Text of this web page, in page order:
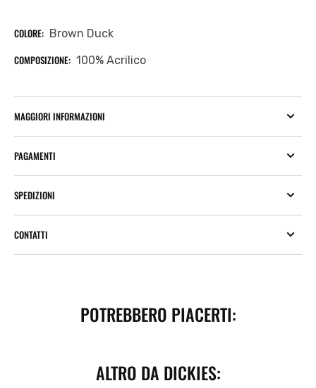
COLORE: Brown Duck
COMPOSIZIONE: 100% Acrilico
MAGGIORI INFORMAZIONI
PAGAMENTI
SPEDIZIONI
CONTATTI
POTREBBERO PIACERTI:
ALTRO DA DICKIES: